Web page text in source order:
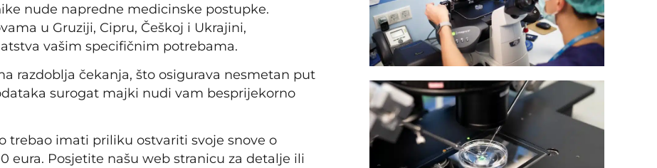
nude napredne medicinske postupke.
u Gruziji, Cipru, Češkoj i Ukrajini,
vašim specifičnim potrebama.
razdoblja čekanja, što osigurava nesmetan put
surogat majki nudi vam besprijekorno
trebao imati priliku ostvariti svoje snove o
eura. Posjetite našu web stranicu za detalje ili